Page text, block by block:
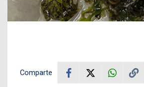
Comparte